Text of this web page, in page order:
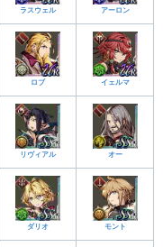
ラスウェル アーロン
ロブ イェルマ
リヴィアル オー
ダリオ モント